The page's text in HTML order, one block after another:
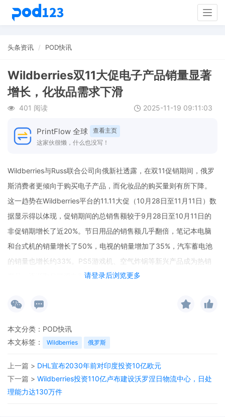
头条资讯 POD快讯
Wildberries双11大促电子产品销量显著
增长，化妆品需求下滑
401 阅读 2025-11-19 09:11:03
PrintFlow 全球
查看主页
这家伙很懒，什么也没写！
请登录后浏览更多
Wildberries与Russ联合公司向俄新社透露，在双11促销期间，俄罗
斯消费者更倾向于购买电子产品，而化妆品的购买量则有所下降。
这一趋势在Wildberries平台的11.11大促（10月28日至11月11日）数
据显示得以体现，促销期间的总销售额较于9月28日至10月11日的
非促销期增长了近20%。节日用品的销售额几乎翻倍，笔记本电脑
和台式机的销量增长了50%，电视的销量增加了35%，汽车蓄电池
的销量也增长约33%。PS5游戏机、空气炸锅等新兴产品成为热销
商品，逐渐取代了漂白剂等传统热门类别。
本文分类： POD快讯
本文标签：
Wildberries 俄罗斯
上一篇 > DHL宣布2030年前对印度投资10亿欧元
下一篇 > Wildberries投资110亿卢布建设沃罗涅日物流中心，日处
理能力达130万件